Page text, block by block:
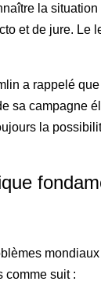
la
et de jure. Le
a rappelé
sa campagne
la
comme suit :